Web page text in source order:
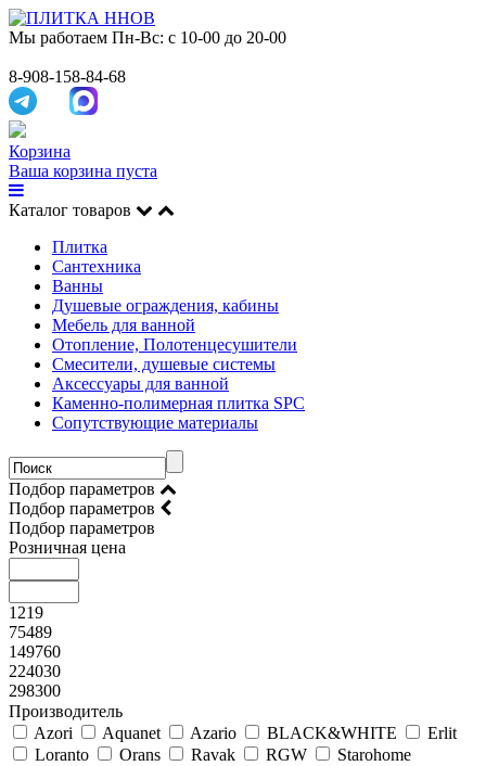
Мы работаем Пн-Вс: с 10-00 до 20-00
8-908-158-84-68
Корзина
Ваша корзина пуста
Каталог товаров
Плитка
Сантехника
Ванны
Душевые ограждения, кабины
Мебель для ванной
Отопление, Полотенцесушители
Смесители, душевые системы
Аксессуары для ванной
Каменно-полимерная плитка SPC
Сопутствующие материалы
Подбор параметров
Подбор параметров
Подбор параметров
Розничная цена
1219
75489
149760
224030
298300
Производитель
Azori
Aquanet Azario BLACK&WHITE
Erlit
Loranto
Orans Ravak RGW
Starohome